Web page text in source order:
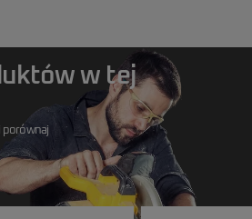
miejscu, niedostępnym dla
bezpieczeństwa narzędzi:
nie mogą być używane przez dzieci ani
z przeznaczeniem – stosowanie w
do wypadków.
przed użyciem upewnij się, że narzędzie
poluzowane.
w tej
porównaj